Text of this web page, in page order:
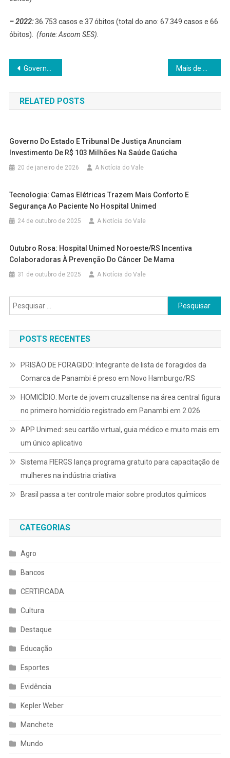
– 2022:36.753 casos e 37 óbitos (total do ano: 67.349 casos e 66
óbitos). (fonte: Ascom SES).
Navegação
de
Post
Governo Leite regulamenta retomada do bônus de adimplência em contratos de fundo destinado a pequenos estabelecimentos rurais Mais de metade dos brasileiros domina habilidades digitais
RELATED POSTS
Governo Do Estado E Tribunal De Justiça Anunciam
Investimento De R$ 103 Milhões Na Saúde Gaúcha
20 de janeiro de 2026 A Notícia do Vale
Tecnologia: Camas Elétricas Trazem Mais Conforto E
Segurança Ao Paciente No Hospital Unimed
24 de outubro de 2025 A Notícia do Vale
Outubro Rosa: Hospital Unimed Noroeste/RS Incentiva
Colaboradoras À Prevenção Do Câncer De Mama
31 de outubro de 2025 A Notícia do Vale
Pesquisar
por:
POSTS RECENTES
PRISÃO DE FORAGIDO: Integrante de lista de foragidos da
Comarca de Panambi é preso em Novo Hamburgo/RS
HOMICÍDIO: Morte de jovem cruzaltense na área central figura
no primeiro homicídio registrado em Panambi em 2.026
APP Unimed: seu cartão virtual, guia médico e muito mais em
um único aplicativo
Sistema FIERGS lança programa gratuito para capacitação de
mulheres na indústria criativa
Brasil passa a ter controle maior sobre produtos químicos
CATEGORIAS
Agro
Bancos
CERTIFICADA
Cultura
Destaque
Educação
Esportes
Evidência
Kepler Weber
Manchete
Mundo